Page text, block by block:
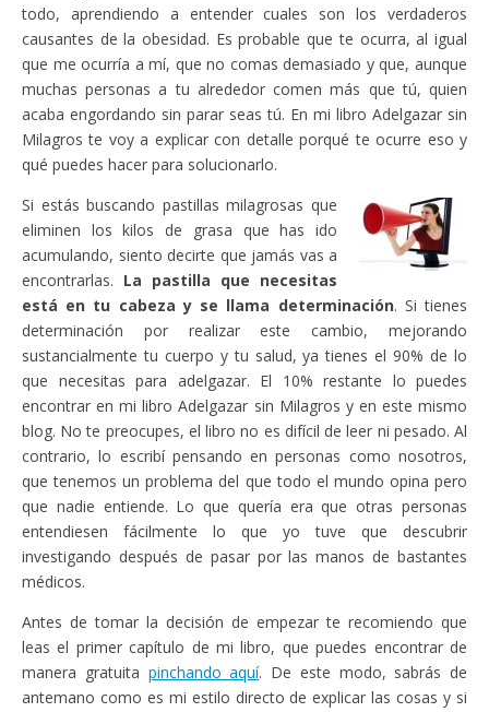
todo, aprendiendo a entender cuales son los verdaderos
causantes de la obesidad. Es probable que te ocurra, al igual
que me ocurría a mí, que no comas demasiado y que, aunque
muchas personas a tu alrededor comen más que tú, quien
acaba engordando sin parar seas tú. En mi libro Adelgazar sin
Milagros te voy a explicar con detalle porqué te ocurre eso y
qué puedes hacer para solucionarlo.
Si estás buscando pastillas milagrosas que
eliminen los kilos de grasa que has ido
acumulando, siento decirte que jamás vas a
encontrarlas. La pastilla que necesitas
está en tu cabeza y se llama determinación. Si tienes
determinación por realizar este cambio, mejorando
sustancialmente tu cuerpo y tu salud, ya tienes el 90% de lo
que necesitas para adelgazar. El 10% restante lo puedes
encontrar en mi libro Adelgazar sin Milagros y en este mismo
blog. No te preocupes, el libro no es difícil de leer ni pesado. Al
contrario, lo escribí pensando en personas como nosotros,
que tenemos un problema del que todo el mundo opina pero
que nadie entiende. Lo que quería era que otras personas
entendiesen fácilmente lo que yo tuve que descubrir
investigando después de pasar por las manos de bastantes
médicos.
Antes de tomar la decisión de empezar te recomiendo que
leas el primer capítulo de mi libro, que puedes encontrar de
manera gratuita pinchando aquí. De este modo, sabrás de
antemano como es mi estilo directo de explicar las cosas y si